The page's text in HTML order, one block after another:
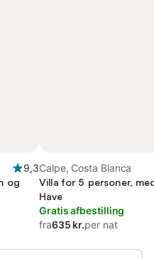
9,3
og
Calpe, Costa Blanca
Villa for 5 personer,
Have
Gratis afbestilling
fra635 kr.per nat